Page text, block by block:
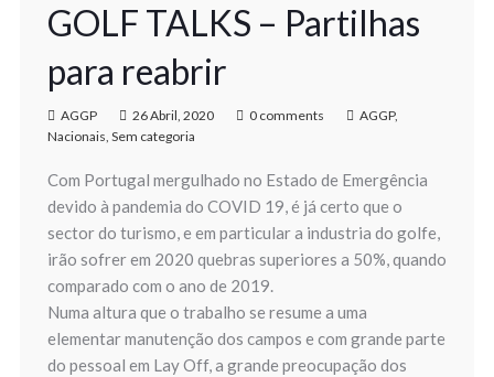
GOLF TALKS – Partilhas
para reabrir
AGGP 26 Abril, 2020 0 comments AGGP,
Nacionais, Sem categoria
Com Portugal mergulhado no Estado de Emergência
devido à pandemia do COVID 19, é já certo que o
sector do turismo, e em particular a industria do golfe,
irão sofrer em 2020 quebras superiores a 50%, quando
comparado com o ano de 2019.
Numa altura que o trabalho se resume a uma
elementar manutenção dos campos e com grande parte
do pessoal em Lay Off, a grande preocupação dos